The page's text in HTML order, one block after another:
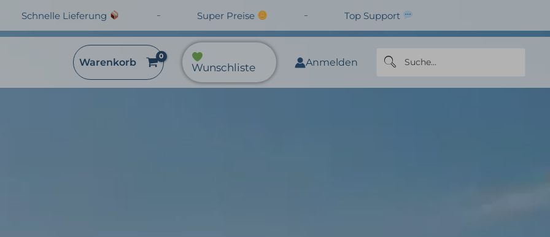
Schnelle Lieferung Super Preise Top Support
Warenkorb Wunschliste Anmelden